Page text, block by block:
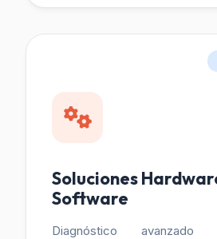
Soluciones
Software
Diagnóstico